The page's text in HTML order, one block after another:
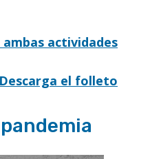
actividades
Descarga el folleto